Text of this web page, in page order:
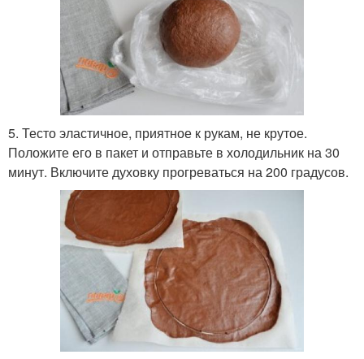
5. Тесто эластичное, приятное к рукам, не крутое.
Положите его в пакет и отправьте в холодильник на 30
минут. Включите духовку прогреваться на 200 градусов.